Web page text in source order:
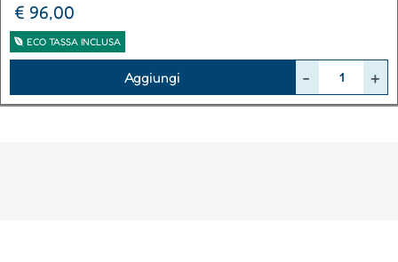
€ 96,00
ECO TASSA INCLUSA
Aggiungi